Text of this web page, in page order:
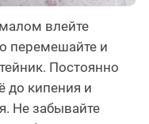
влейте
перемешайте и
Постоянно
до кипения и
Не забывайте